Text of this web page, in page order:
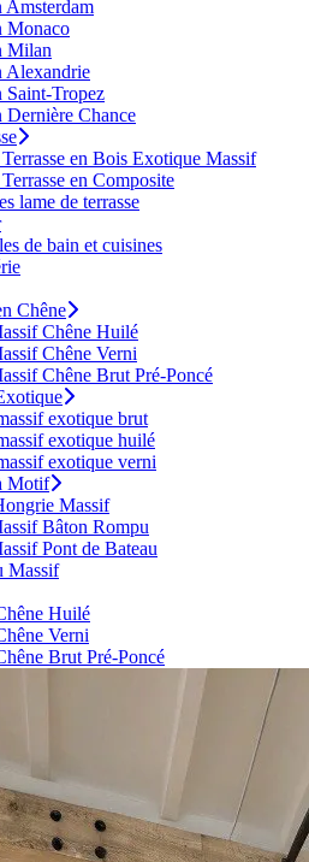
Amsterdam
Monaco
Milan
Alexandrie
Saint-Tropez
Dernière Chance
en Bois Exotique Massif
en Composite
lame de terrasse
de bain et cuisines
Chêne
Chêne Huilé
Chêne Verni
Chêne Brut Pré-Poncé
exotique brut
exotique huilé
exotique verni
Motif
Massif
Bâton Rompu
Pont de Bateau
Massif
Huilé
Verni
Brut Pré-Poncé